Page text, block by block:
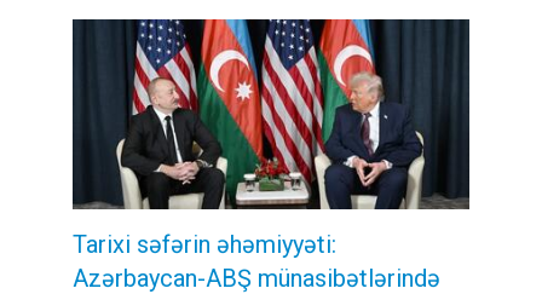
Tarixi səfərin əhəmiyyəti:
Azərbaycan-ABŞ münasibətlərində